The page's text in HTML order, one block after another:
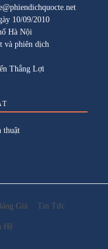
10/09/2010
Hà Nội
và phiên dịch
Thắng Lợi
thuật
Giá Tin Tức
Hệ